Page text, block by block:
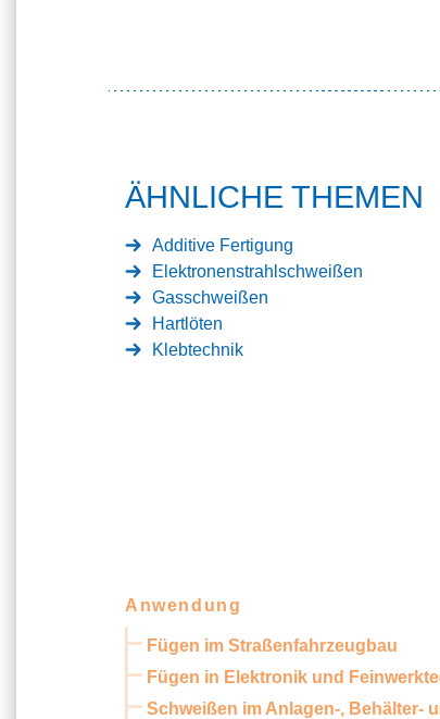
ÄHNLICHE THEMEN
Additive Fertigung
Elektronenstrahlschweißen
Gasschweißen
Hartlöten
Klebtechnik
Anwendung
Fügen im Straßenfahrzeugbau
Fügen in Elektronik und
Schweißen im Anlagen-, Behälter-